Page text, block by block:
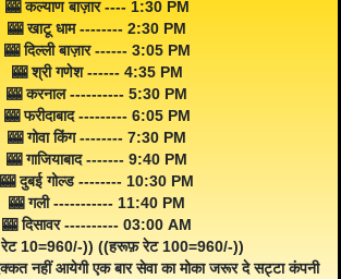
🎰 कल्याण बाज़ार ---- 1:30 PM
🎰 खाटू धाम -------- 2:30 PM
🎰 दिल्ली बाज़ार ------ 3:05 PM
🎰 श्री गणेश ------ 4:35 PM
🎰 करनाल ---------- 5:30 PM
🎰 फरीदाबाद --------- 6:05 PM
🎰 गोवा किंग -------- 7:30 PM
🎰 गाजियाबाद ------- 9:40 PM
🎰 दुबई गोल्ड -------- 10:30 PM
🎰 गली ----------- 11:40 PM
🎰 दिसावर ---------- 03:00 AM
रेट 10=960/-)) ((हरूफ़ रेट 100=960/-))
नहीं आयेगी एक बार सेवा का मोका जरूर दे सट्टा कंपनी